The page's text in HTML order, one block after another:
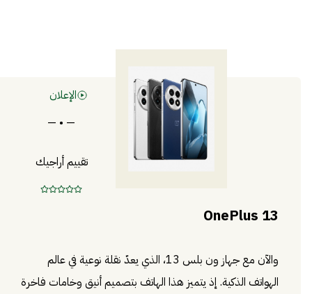
الإعلان
— • —
تقييم أراجيك
OnePlus 13
والآن مع جهاز ون بلس 13، الذي يعدّ نقلة نوعية في عالم
الهواتف الذكية. إذ يتميز هذا الهاتف بتصميم أنيق وخامات فاخرة